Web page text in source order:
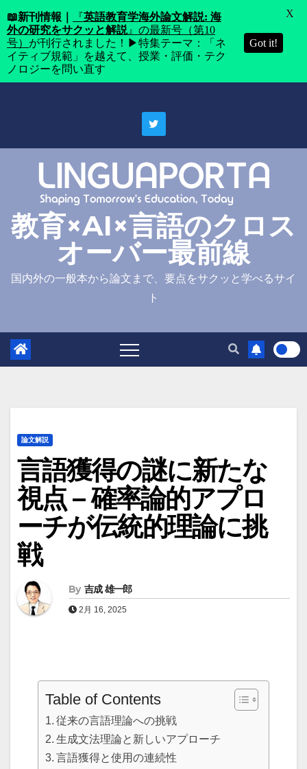
教育×AI×言語のクロス
オーバー最前線
国内外の一般本から論文まで、要点をサクッと学べるサイ
ト
論文解説
言語獲得の謎に新たな
視点 – 確率論的アプロ
ーチが伝統的理論に挑
戦
By 吉成 雄一郎
2月 16, 2025
Table of Contents
従来の言語理論への挑戦
生成文法理論と新しいアプローチ
言語獲得と使用の連続性
📖新刊情報｜ 『英語教育学海外論文解説: 海
外の研究をサクッと解説』の最新号（第10
号） が刊行されました！▶特集テーマ：「ネ
イティブ規範」を越えて、授業・評価・テク
ノロジーを問い直す
Got it!
X